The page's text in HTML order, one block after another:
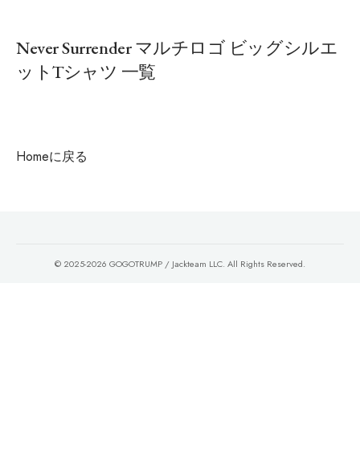
Never Surrender マルチロゴ ビッグシルエ
ットTシャツ 一覧
Homeに戻る
© 2025-2026 GOGOTRUMP / Jackteam LLC. All Rights Reserved.